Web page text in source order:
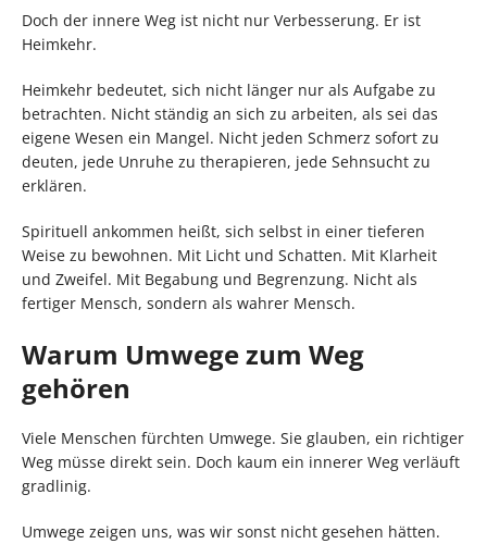
Doch der innere Weg ist nicht nur Verbesserung. Er ist
Heimkehr.
Heimkehr bedeutet, sich nicht länger nur als Aufgabe zu
betrachten. Nicht ständig an sich zu arbeiten, als sei das
eigene Wesen ein Mangel. Nicht jeden Schmerz sofort zu
deuten, jede Unruhe zu therapieren, jede Sehnsucht zu
erklären.
Spirituell ankommen heißt, sich selbst in einer tieferen
Weise zu bewohnen. Mit Licht und Schatten. Mit Klarheit
und Zweifel. Mit Begabung und Begrenzung. Nicht als
fertiger Mensch, sondern als wahrer Mensch.
Warum Umwege zum Weg
gehören
Viele Menschen fürchten Umwege. Sie glauben, ein richtiger
Weg müsse direkt sein. Doch kaum ein innerer Weg verläuft
gradlinig.
Umwege zeigen uns, was wir sonst nicht gesehen hätten.